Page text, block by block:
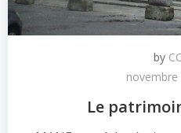
by
novembre
Le